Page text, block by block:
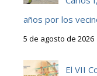
años por los
5 de agosto de 2026
El VII